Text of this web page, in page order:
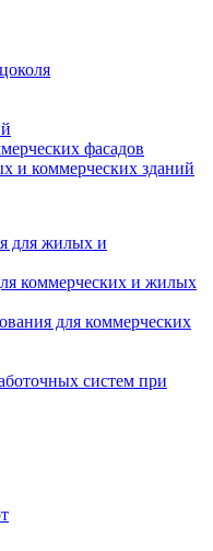
фасадов
и коммерческих зданий
для жилых и
коммерческих и жилых
для коммерческих
систем при